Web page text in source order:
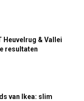
Heuvelrug & Vallei
resultaten
van Ikea: slim